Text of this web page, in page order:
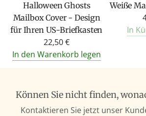
Halloween Ghosts
Mailbox Cover - Design
für Ihren US-Briefkasten
22,50 €
In den Warenkorb legen
Weiße
In
Können Sie nicht finden,
Kontaktieren Sie jetzt unser